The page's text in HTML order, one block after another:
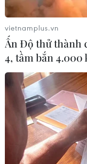
Thủ tướng Nguyễn
lượng vũ trang Nhân
Bệnh viện Trung ương
vietnamplus.vn
Ấn Độ thử thành
4, tầm bắn 4.000